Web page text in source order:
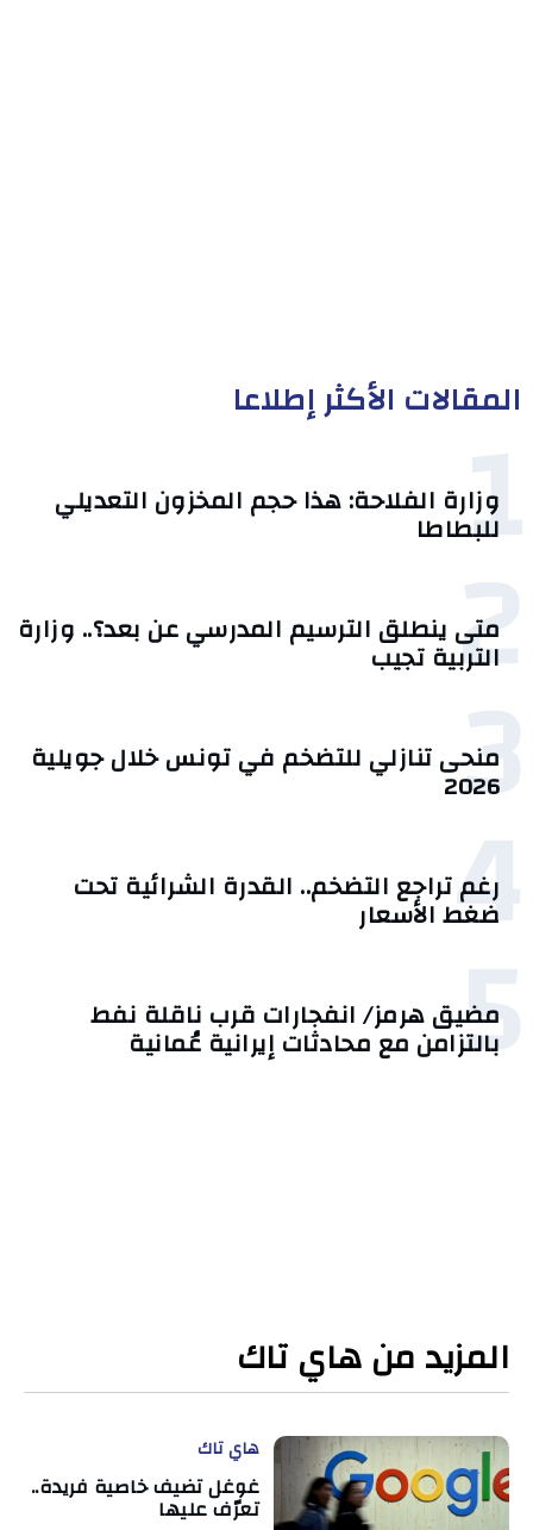
المقالات الأكثر إطلاعا
1
وزارة الفلاحة: هذا حجم المخزون التعديلي
للبطاطا
2
متى ينطلق الترسيم المدرسي عن بعد؟.. وزارة
التربية تجيب
3 منحى تنازلي ‎للتضخم في تونس خلال جويلية
2026‎
4
رغم تراجع التضخم.. القدرة الشرائية تحت
ضغط الأسعار
5
مضيق هرمز/ انفجارات قرب ناقلة نفط
بالتزامن مع محادثات إيرانية عُمانية
المزيد من هاي تاك
هاي تاك
غوغل تضيف خاصية فريدة..
تعرّف عليها